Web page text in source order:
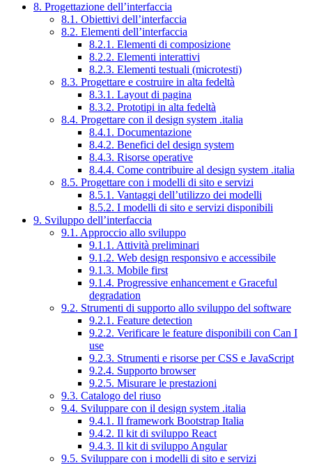
8. Progettazione dell’interfaccia
8.1. Obiettivi dell’interfaccia
8.2. Elementi dell’interfaccia
8.2.1. Elementi di composizione
8.2.2. Elementi interattivi
8.2.3. Elementi testuali (microtesti)
8.3. Progettare e costruire in alta fedeltà
8.3.1. Layout di pagina
8.3.2. Prototipi in alta fedeltà
8.4. Progettare con il design system .italia
8.4.1. Documentazione
8.4.2. Benefici del design system
8.4.3. Risorse operative
8.4.4. Come contribuire al design system .italia
8.5. Progettare con i modelli di sito e servizi
8.5.1. Vantaggi dell’utilizzo dei modelli
8.5.2. I modelli di sito e servizi disponibili
9. Sviluppo dell’interfaccia
9.1. Approccio allo sviluppo
9.1.1. Attività preliminari
9.1.2. Web design responsivo e accessibile
9.1.3. Mobile first
9.1.4. Progressive enhancement e Graceful
degradation
9.2. Strumenti di supporto allo sviluppo del software
9.2.1. Feature detection
9.2.2. Verificare le feature disponibili con Can I
use
9.2.3. Strumenti e risorse per CSS e JavaScript
9.2.4. Supporto browser
9.2.5. Misurare le prestazioni
9.3. Catalogo del riuso
9.4. Sviluppare con il design system .italia
9.4.1. Il framework Bootstrap Italia
9.4.2. Il kit di sviluppo React
9.4.3. Il kit di sviluppo Angular
9.5. Sviluppare con i modelli di sito e servizi